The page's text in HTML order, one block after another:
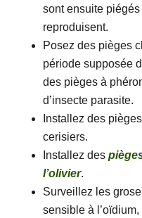
sont ensuite
reproduisent.
Posez des pièges
période supposée
des pièges à
d’insecte parasite.
Installez des
cerisiers.
Installez des
l’olivier.
Surveillez les
sensible à